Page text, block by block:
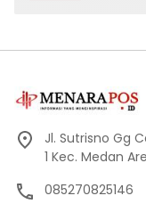
Jl. Sutrisno Gg
1 Kec. Medan
085270825146